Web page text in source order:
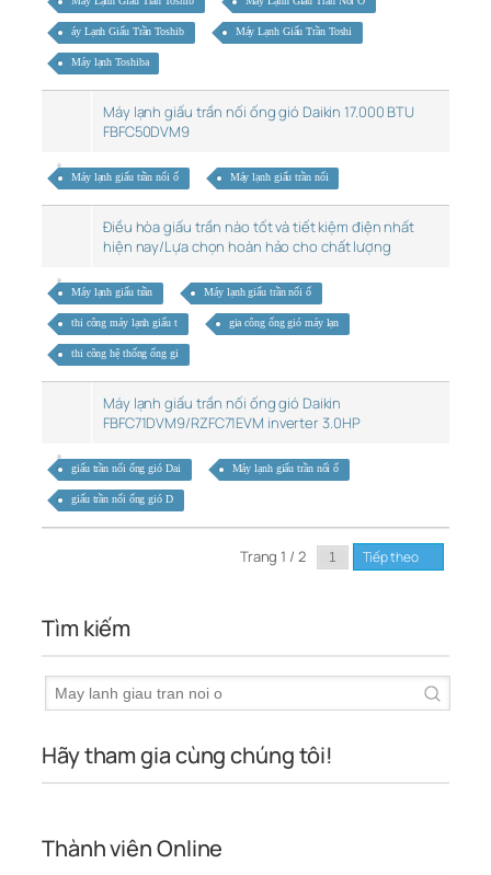
áy Lạnh Giấu Trần Toshib Máy Lạnh Giấu Trần Toshi
Máy lạnh Toshiba
Máy lạnh giấu trần nối ống gió Daikin 17.000 BTU
FBFC50DVM9
Máy lạnh giấu trần nối ố Máy lạnh giấu trần nối
Điều hòa giấu trần nào tốt và tiết kiệm điện nhất
hiện nay/Lựa chọn hoàn hảo cho chất lượng
Máy lạnh giấu trần Máy lạnh giấu trần nối ố
thi công máy lạnh giấu t gia công ống gió máy lạn
thi công hệ thống ống gi
Máy lạnh giấu trần nối ống gió Daikin
FBFC71DVM9/RZFC71EVM inverter 3.0HP
giấu trần nối ống gió Dai Máy lạnh giấu trần nối ố
giấu trần nối ống gió D
Trang 1 / 2 Tiếp theo
Tìm kiếm
Hãy tham gia cùng chúng tôi!
Thành viên Online